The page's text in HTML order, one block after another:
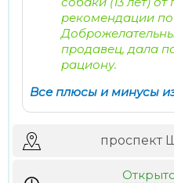
рекомендации
продавец, дала
рациону.
Все плюсы и минусы
проспект